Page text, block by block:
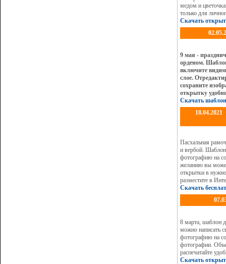
медом и
только для
Скачать
9 мая -
орденом.
включите
слое.
сохраните
открытку
Скачать
18.04.2021
Пасхальная
и вербой.
фотографию на
желанию вы
открытки в
разместите в
Скачать
8 марта, шаблон
можно написать
фотографию на
фотографии.
распечатайте
Скачать